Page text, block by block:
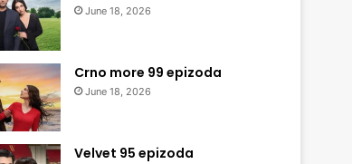
June 18, 2026
Crno more 99 epizoda
June 18, 2026
Velvet 95 epizoda